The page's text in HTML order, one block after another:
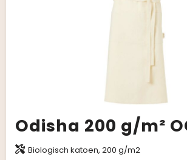
Biologisch katoen, 200 g/m2